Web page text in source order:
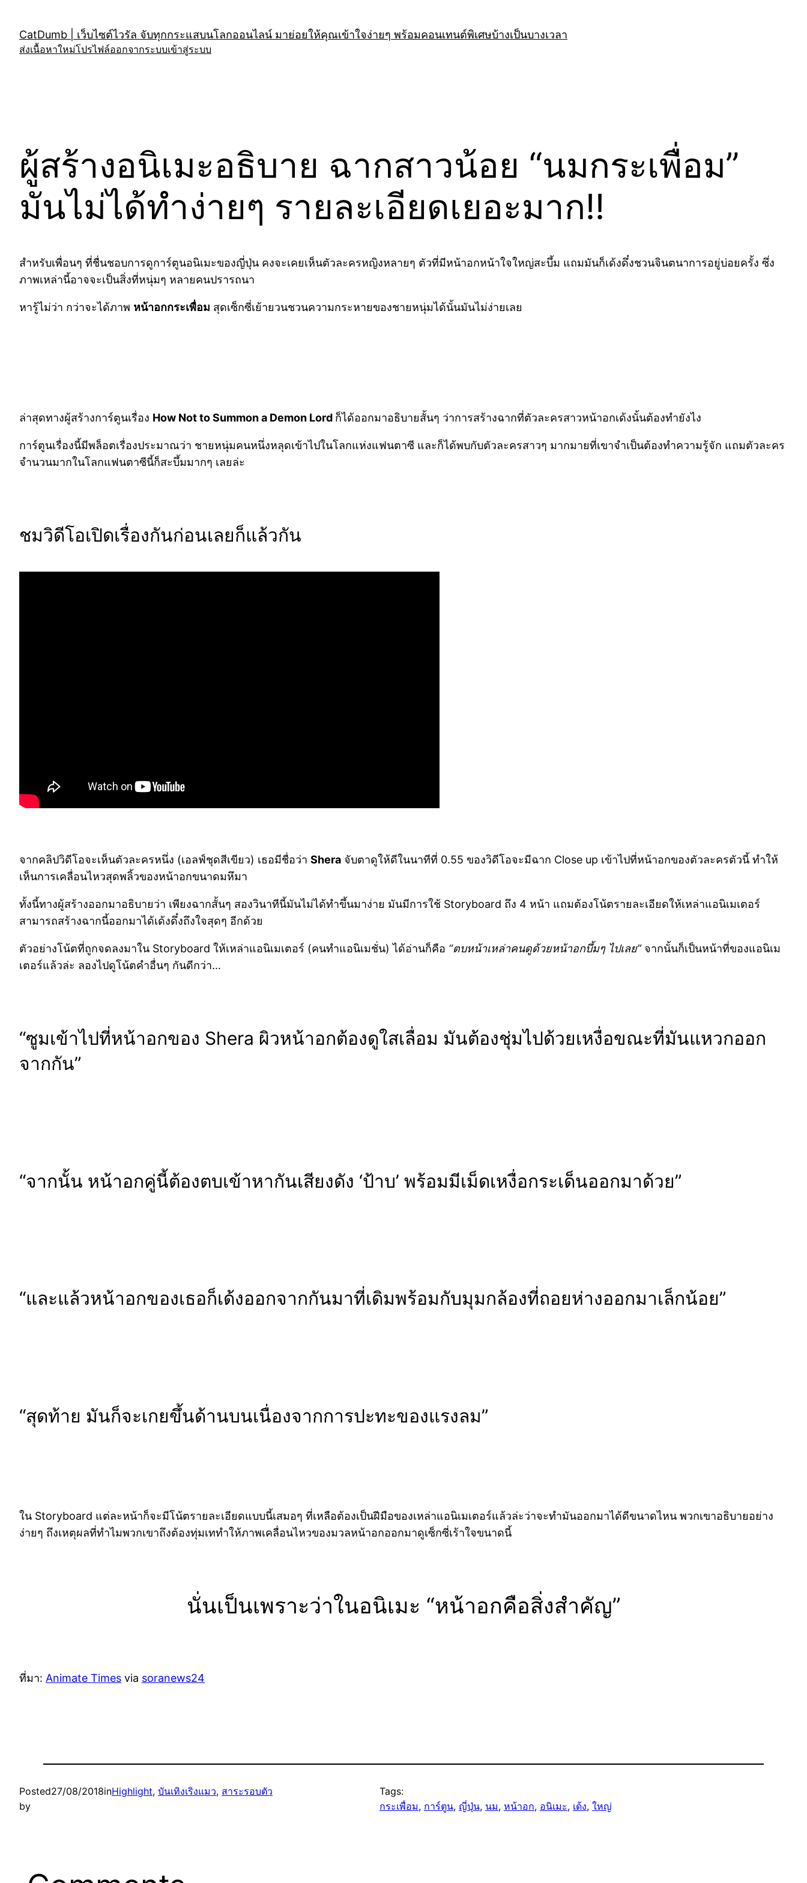
content
CatDumb | เว็บไซต์ไวรัล จับทุกกระแสบนโลกออนไลน์ มาย่อยให้คุณเข้าใจง่ายๆ พร้อมคอนเทนต์พิเศษบ้างเป็นบางเวลา
ส่งเนื้อหาใหม่โปรไฟล์ออกจากระบบเข้าสู่ระบบ
ผู้สร้างอนิเมะอธิบาย ฉากสาวน้อย “นมกระเพื่อม”
มันไม่ได้ทำง่ายๆ รายละเอียดเยอะมาก!!
สำหรับเพื่อนๆ ที่ชื่นชอบการดูการ์ตูนอนิเมะของญี่ปุ่น คงจะเคยเห็นตัวละครหญิงหลายๆ ตัวที่มีหน้าอกหน้าใจใหญ่สะบึ้ม แถมมันก็เด้งดึ๋งชวนจินตนาการอยู่บ่อยครั้ง ซึ่ง
ภาพเหล่านี้อาจจะเป็นสิ่งที่หนุ่มๆ หลายคนปรารถนา
หารู้ไม่ว่า กว่าจะได้ภาพ หน้าอกกระเพื่อม สุดเซ็กซี่เย้ายวนชวนความกระหายของชายหนุ่มได้นั้นมันไม่ง่ายเลย
ล่าสุดทางผู้สร้างการ์ตูนเรื่อง How Not to Summon a Demon Lord ก็ได้ออกมาอธิบายสั้นๆ ว่าการสร้างฉากที่ตัวละครสาวหน้าอกเด้งนั้นต้องทำยังไง
การ์ตูนเรื่องนี้มีพล็อตเรื่องประมาณว่า ชายหนุ่มคนหนึ่งหลุดเข้าไปในโลกแห่งแฟนตาซี และก็ได้พบกับตัวละครสาวๆ มากมายที่เขาจำเป็นต้องทำความรู้จัก แถมตัวละคร
จำนวนมากในโลกแฟนตาซีนี้ก็สะบึ้มมากๆ เลยล่ะ
ชมวิดีโอเปิดเรื่องกันก่อนเลยก็แล้วกัน
จากคลิปวิดีโอจะเห็นตัวละครหนึ่ง (เอลฟ์ชุดสีเขียว) เธอมีชื่อว่า Shera จับตาดูให้ดีในนาทีที่ 0.55 ของวิดีโอจะมีฉาก Close up เข้าไปที่หน้าอกของตัวละครตัวนี้ ทำให้
เห็นการเคลื่อนไหวสุดพลิ้วของหน้าอกขนาดมหึมา
ทั้งนี้ทางผู้สร้างออกมาอธิบายว่า เพียงฉากสั้นๆ สองวินาทีนี้มันไม่ได้ทำขึ้นมาง่าย มันมีการใช้ Storyboard ถึง 4 หน้า แถมต้องโน้ตรายละเอียดให้เหล่าแอนิเมเตอร์
สามารถสร้างฉากนี้ออกมาได้เด้งดึ๋งถึงใจสุดๆ อีกด้วย
ตัวอย่างโน้ตที่ถูกจดลงมาใน Storyboard ให้เหล่าแอนิเมเตอร์ (คนทำแอนิเมชั่น) ได้อ่านก็คือ “ตบหน้าเหล่าคนดูด้วยหน้าอกบึ้มๆ ไปเลย” จากนั้นก็เป็นหน้าที่ของแอนิเม
เตอร์แล้วล่ะ ลองไปดูโน้ตคำอื่นๆ กันดีกว่า…
“ซูมเข้าไปที่หน้าอกของ Shera ผิวหน้าอกต้องดูใสเลื่อม มันต้องชุ่มไปด้วยเหงื่อขณะที่มันแหวกออก
จากกัน”
“จากนั้น หน้าอกคู่นี้ต้องตบเข้าหากันเสียงดัง ‘ป้าบ’ พร้อมมีเม็ดเหงื่อกระเด็นออกมาด้วย”
“และแล้วหน้าอกของเธอก็เด้งออกจากกันมาที่เดิมพร้อมกับมุมกล้องที่ถอยห่างออกมาเล็กน้อย”
“สุดท้าย มันก็จะเกยขึ้นด้านบนเนื่องจากการปะทะของแรงลม”
ใน Storyboard แต่ละหน้าก็จะมีโน้ตรายละเอียดแบบนี้เสมอๆ ที่เหลือต้องเป็นฝีมือของเหล่าแอนิเมเตอร์แล้วล่ะว่าจะทำมันออกมาได้ดีขนาดไหน พวกเขาอธิบายอย่าง
ง่ายๆ ถึงเหตุผลที่ทำไมพวกเขาถึงต้องทุ่มเททำให้ภาพเคลื่อนไหวของมวลหน้าอกออกมาดูเซ็กซี่เร้าใจขนาดนี้
นั่นเป็นเพราะว่าในอนิเมะ “หน้าอกคือสิ่งสำคัญ”
ที่มา: Animate Times via soranews24
Posted27/08/2018inHighlight, บันเทิงเริงแมว, สาระรอบตัว
by
Tags:
กระเพื่อม, การ์ตูน, ญี่ปุ่น, นม, หน้าอก, อนิเมะ, เด้ง, ใหญ่